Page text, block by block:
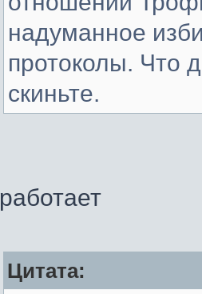
надуманное
протоколы. Что
скиньте.
работает
Цитата: